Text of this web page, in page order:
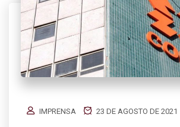
IMPRENSA 23 DE AGOSTO DE 2021